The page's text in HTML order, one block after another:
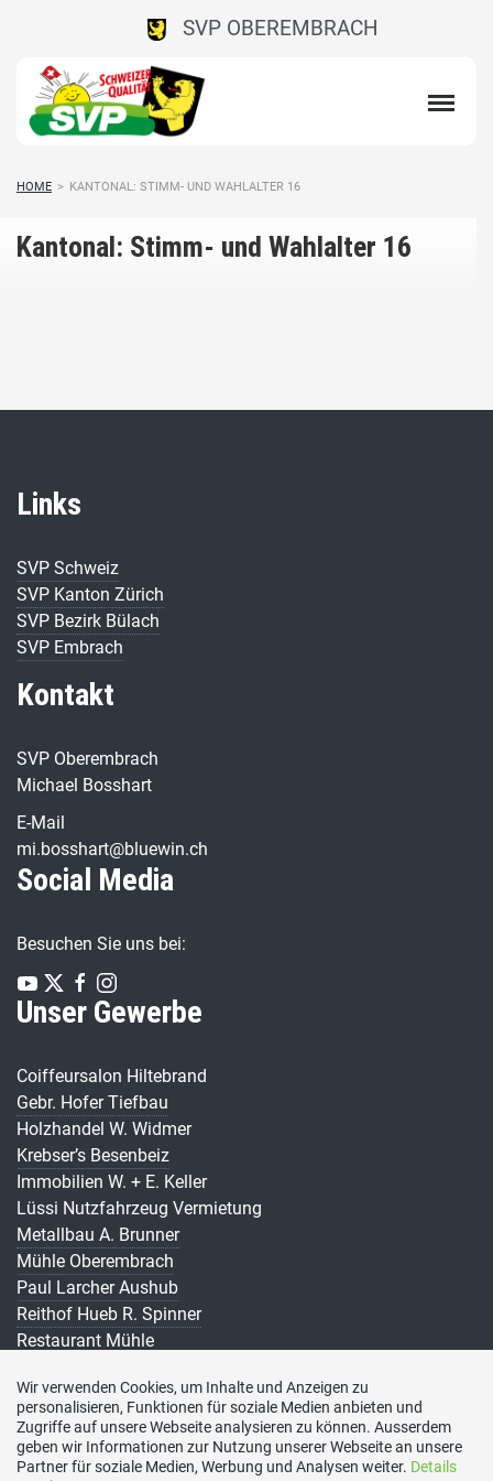
SVP OBEREMBRACH
HOME > KANTONAL: STIMM- UND WAHLALTER 16
Kantonal: Stimm- und Wahlalter 16
Links
SVP Schweiz
SVP Kanton Zürich
SVP Bezirk Bülach
SVP Embrach
Kontakt
SVP Oberembrach
Michael Bosshart
E-Mail
mi.bosshart@bluewin.ch
Social Media
Besuchen Sie uns bei:
Unser Gewerbe
Coiffeursalon Hiltebrand
Gebr. Hofer Tiefbau
Holzhandel W. Widmer
Krebser’s Besenbeiz
Immobilien W. + E. Keller
Lüssi Nutzfahrzeug Vermietung
Metallbau A. Brunner
Mühle Oberembrach
Paul Larcher Aushub
Reithof Hueb R. Spinner
Restaurant Mühle
Schlosserei F. Moser
Susann’s Besenbeiz s. Spinner
Wir verwenden Cookies, um Inhalte und Anzeigen zu
personalisieren, Funktionen für soziale Medien anbieten und
Zugriffe auf unsere Webseite analysieren zu können. Ausserdem
geben wir Informationen zur Nutzung unserer Webseite an unsere
Partner für soziale Medien, Werbung und Analysen weiter. Details